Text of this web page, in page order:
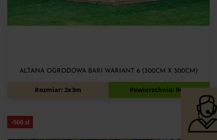
ALTANA OGRODOWA BARI WARIANT 6 (300CM X 300CM)
6 080 5 680zł
Rozmiar: 3x3m Powierzchnia: 9m2
-500zł